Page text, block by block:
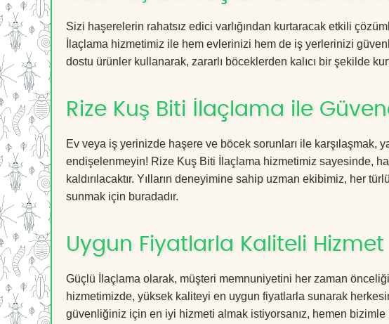
Sizi haşerelerin rahatsız edici varlığından kurtaracak etkili
İlaçlama hizmetimiz ile hem evlerinizi hem de iş yerlerinizi
dostu ürünler kullanarak, zararlı böceklerden kalıcı bir şekilde
Rize Kuş Biti İlaçlama ile
Ev veya iş yerinizde haşere ve böcek sorunları ile karşılaşmak,
endişelenmeyin! Rize Kuş Biti İlaçlama hizmetimiz sayesinde,
kaldırılacaktır. Yılların deneyimine sahip uzman ekibimiz, her
sunmak için buradadır.
Uygun Fiyatlarla Kaliteli Hizmet
Güçlü İlaçlama olarak, müşteri memnuniyetini her zaman
hizmetimizde, yüksek kaliteyi en uygun fiyatlarla sunarak
güvenliğiniz için en iyi hizmeti almak istiyorsanız, hemen